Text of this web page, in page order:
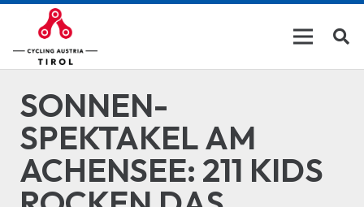
SONNEN-
SPEKTAKEL AM
ACHENSEE: 211 KIDS